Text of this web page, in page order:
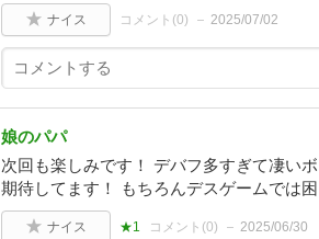
ナイス コメント(0) 2025/07/02
娘のパパ
次回も楽しみです！ デバフ多すぎて凄い
期待してます！ もちろんデスゲームでは
ナイス ★1 コメント(0) 2025/06/30